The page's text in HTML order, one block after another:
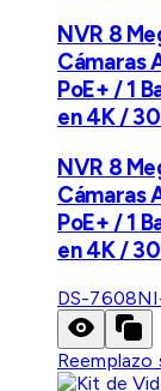
NVR 8
Cámaras
PoE+ / 1
en 4K /
NVR 8
Cámaras
PoE+ / 1
en 4K /
DS-
Reemplazo